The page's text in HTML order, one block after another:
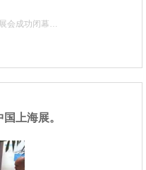
会成功闭幕…
上海展。